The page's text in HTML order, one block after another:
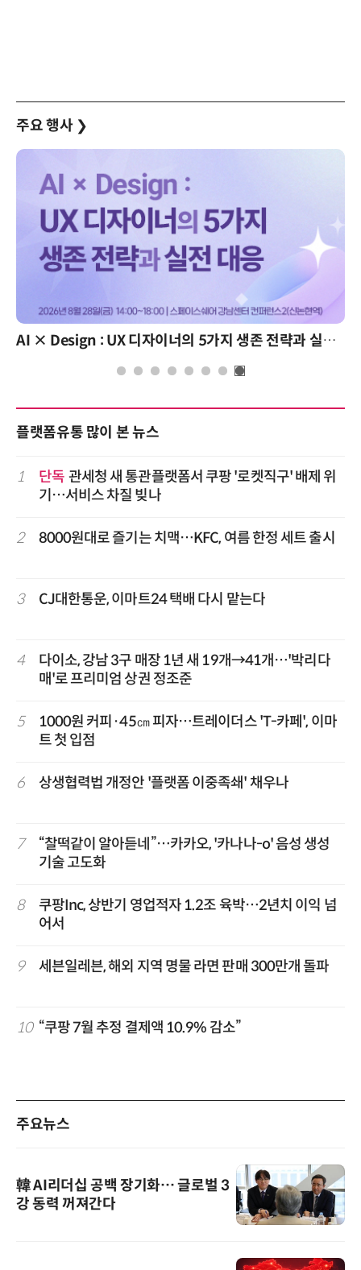
주요 행사 ❯
AI × Design : UX 디자이너의 5가지 생존 전략과 실전 대응
플랫폼유통 많이 본 뉴스
1 단독 관세청 새 통관플랫폼서 쿠팡 '로켓직구' 배제 위
기…서비스 차질 빚나
2 8000원대로 즐기는 치맥…KFC, 여름 한정 세트 출시
3 CJ대한통운, 이마트24 택배 다시 맡는다
4
다이소, 강남 3구 매장 1년 새 19개→41개…'박리다
매'로 프리미엄 상권 정조준
5
1000원 커피·45㎝ 피자…트레이더스 'T-카페', 이마
트 첫 입점
6 상생협력법 개정안 '플랫폼 이중족쇄' 채우나
7
“찰떡같이 알아듣네”…카카오, '카나나-o' 음성 생성
기술 고도화
8
쿠팡Inc, 상반기 영업적자 1.2조 육박…2년치 이익 넘
어서
9 세븐일레븐, 해외 지역 명물 라면 판매 300만개 돌파
10 “쿠팡 7월 추정 결제액 10.9% 감소”
주요뉴스
韓 AI리더십 공백 장기화… 글로벌 3
강 동력 꺼져간다